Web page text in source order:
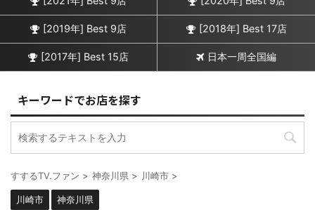
[2019年] Best 9店 [2018年] Best 17店
[2017年] Best 15店 日本一周全国編
キーワードでお店を探す
すするTV.ファン > 神奈川県 > 川崎市 >
川崎市 神奈川県